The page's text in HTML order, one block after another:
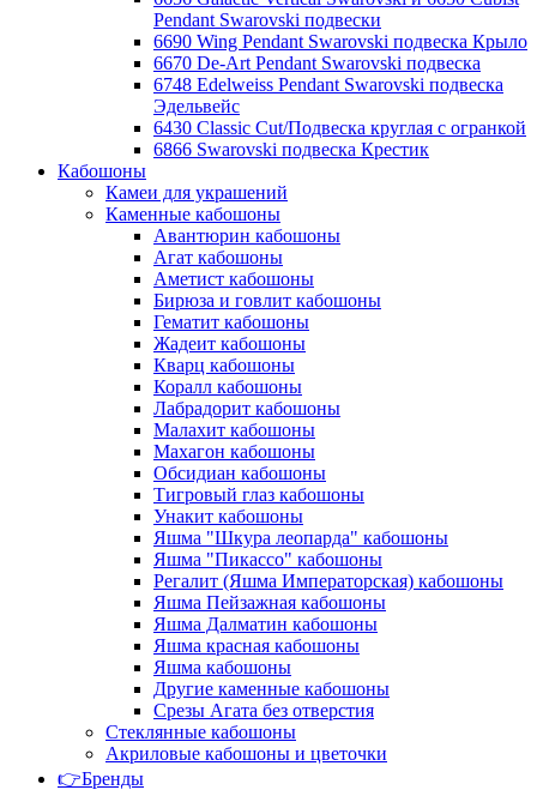
Pendant Swarovski подвески
6690 Wing Pendant Swarovski подвеска Крыло
6670 De-Art Pendant Swarovski подвеска
6748 Edelweiss Pendant Swarovski подвеска
Эдельвейс
6430 Classic Cut/Подвеска круглая с огранкой
6866 Swarovski подвеска Крестик
Кабошоны
Камеи для украшений
Каменные кабошоны
Авантюрин кабошоны
Агат кабошоны
Аметист кабошоны
Бирюза и говлит кабошоны
Гематит кабошоны
Жадеит кабошоны
Кварц кабошоны
Коралл кабошоны
Лабрадорит кабошоны
Малахит кабошоны
Махагон кабошоны
Обсидиан кабошоны
Тигровый глаз кабошоны
Унакит кабошоны
Яшма "Шкура леопарда" кабошоны
Яшма "Пикассо" кабошоны
Регалит (Яшма Императорская) кабошоны
Яшма Пейзажная кабошоны
Яшма Далматин кабошоны
Яшма красная кабошоны
Яшма кабошоны
Другие каменные кабошоны
Срезы Агата без отверстия
Стеклянные кабошоны
Акриловые кабошоны и цветочки
👉Бренды